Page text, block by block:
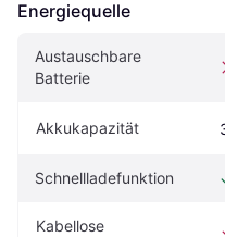
Energiequelle
Austauschbare
Batterie
Akkukapazität
Schnellladefunktion
Kabellose